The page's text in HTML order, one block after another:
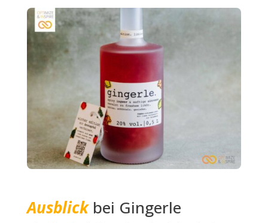
Ausblick bei Gingerle